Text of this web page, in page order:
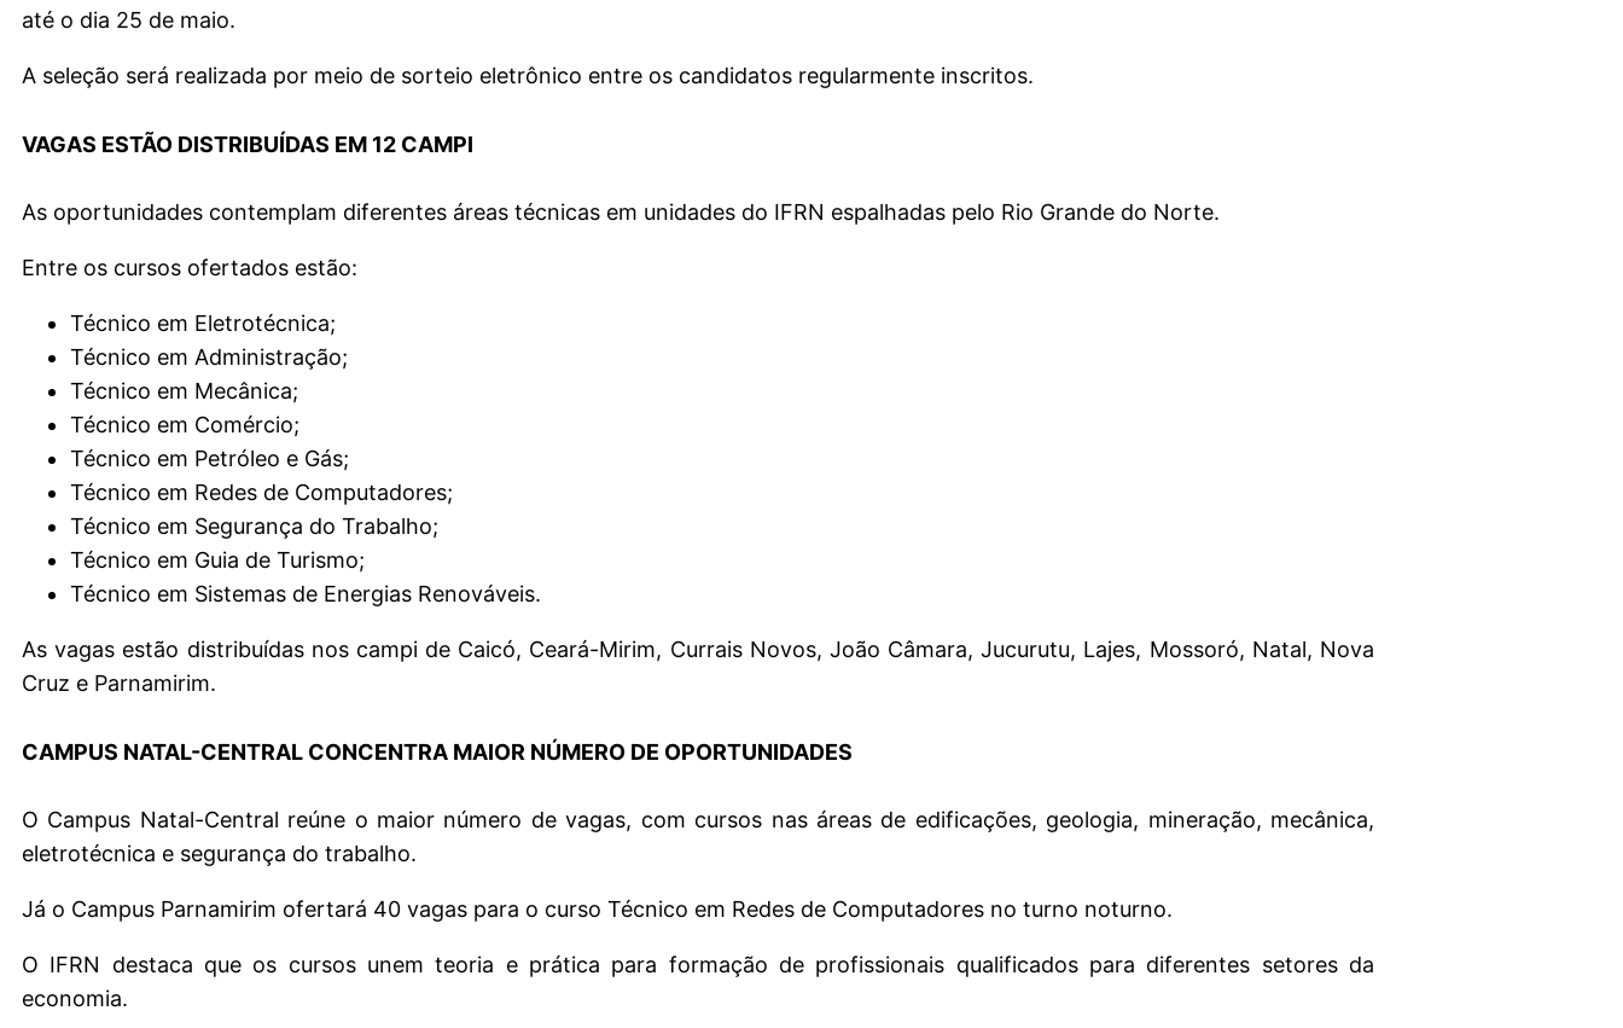
até o dia 25 de maio.
A seleção será realizada por meio de sorteio eletrônico entre os candidatos regularmente inscritos.
VAGAS ESTÃO DISTRIBUÍDAS EM 12 CAMPI
As oportunidades contemplam diferentes áreas técnicas em unidades do IFRN espalhadas pelo Rio Grande do Norte.
Entre os cursos ofertados estão:
Técnico em Eletrotécnica;
Técnico em Administração;
Técnico em Mecânica;
Técnico em Comércio;
Técnico em Petróleo e Gás;
Técnico em Redes de Computadores;
Técnico em Segurança do Trabalho;
Técnico em Guia de Turismo;
Técnico em Sistemas de Energias Renováveis.
As vagas estão distribuídas nos campi de Caicó, Ceará-Mirim, Currais Novos, João Câmara, Jucurutu, Lajes, Mossoró, Natal, Nova
Cruz e Parnamirim.
CAMPUS NATAL-CENTRAL CONCENTRA MAIOR NÚMERO DE OPORTUNIDADES
O Campus Natal-Central reúne o maior número de vagas, com cursos nas áreas de edificações, geologia, mineração, mecânica,
eletrotécnica e segurança do trabalho.
Já o Campus Parnamirim ofertará 40 vagas para o curso Técnico em Redes de Computadores no turno noturno.
O IFRN destaca que os cursos unem teoria e prática para formação de profissionais qualificados para diferentes setores da
economia.